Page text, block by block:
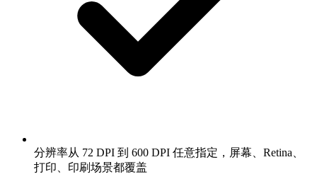
分辨率从 72 DPI 到 600 DPI 任意指定，屏幕、Retina、
打印、印刷场景都覆盖